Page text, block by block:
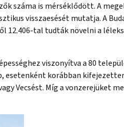
száma is mérséklődött. A
visszaesését mutatja. A
12.406-tal tudták növelni a
viszonyítva a 80
esetenként korábban
Vecsést. Míg a vonzerejüket